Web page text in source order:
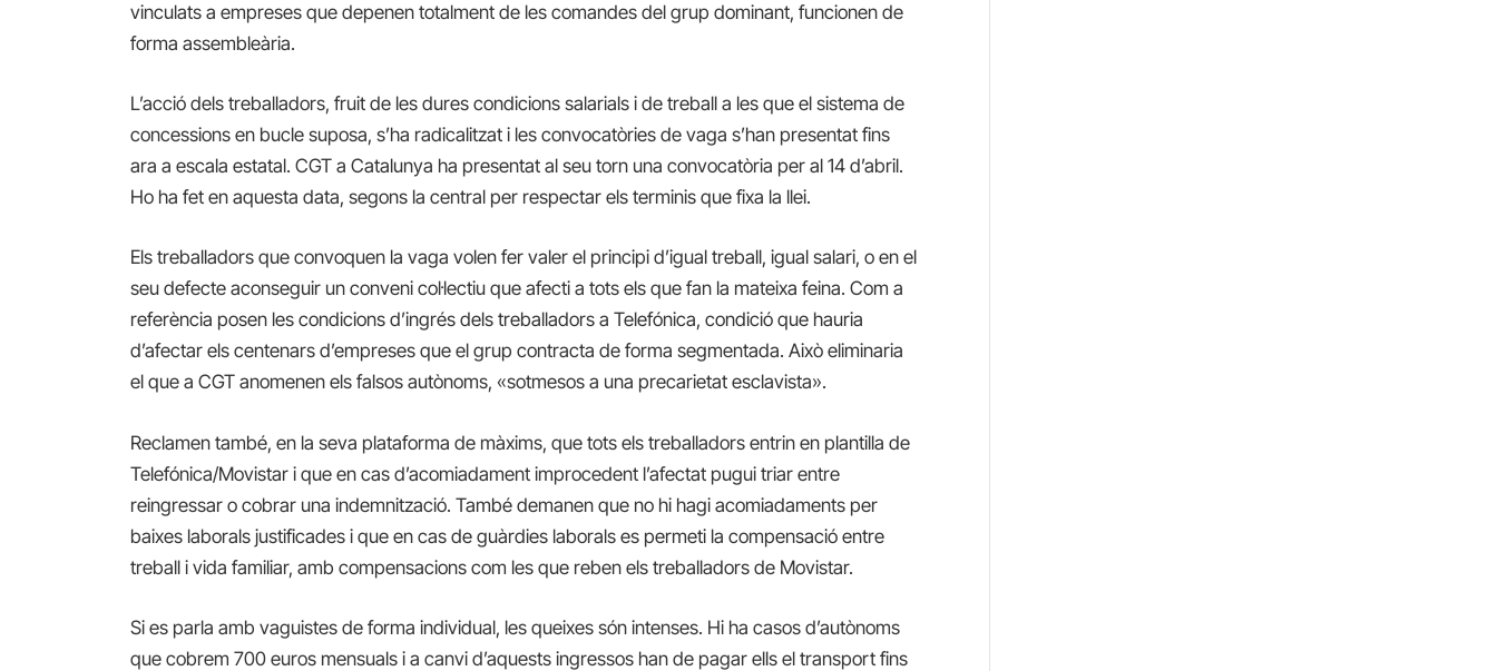
vinculats a empreses que depenen totalment de les comandes del grup dominant, funcionen de
forma assembleària.
L’acció dels treballadors, fruit de les dures condicions salarials i de treball a les que el sistema de
concessions en bucle suposa, s’ha radicalitzat i les convocatòries de vaga s’han presentat fins
ara a escala estatal. CGT a Catalunya ha presentat al seu torn una convocatòria per al 14 d’abril.
Ho ha fet en aquesta data, segons la central per respectar els terminis que fixa la llei.
Els treballadors que convoquen la vaga volen fer valer el principi d’igual treball, igual salari, o en el
seu defecte aconseguir un conveni col·lectiu que afecti a tots els que fan la mateixa feina. Com a
referència posen les condicions d’ingrés dels treballadors a Telefónica, condició que hauria
d’afectar els centenars d’empreses que el grup contracta de forma segmentada. Això eliminaria
el que a CGT anomenen els falsos autònoms, «sotmesos a una precarietat esclavista».
Reclamen també, en la seva plataforma de màxims, que tots els treballadors entrin en plantilla de
Telefónica/Movistar i que en cas d’acomiadament improcedent l’afectat pugui triar entre
reingressar o cobrar una indemnització. També demanen que no hi hagi acomiadaments per
baixes laborals justificades i que en cas de guàrdies laborals es permeti la compensació entre
treball i vida familiar, amb compensacions com les que reben els treballadors de Movistar.
Si es parla amb vaguistes de forma individual, les queixes són intenses. Hi ha casos d’autònoms
que cobrem 700 euros mensuals i a canvi d’aquests ingressos han de pagar ells el transport fins